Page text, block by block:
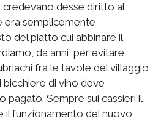
desse diritto al
era semplicemente
del piatto cui abbinare il
da anni, per evitare
fra le tavole del villaggio
di vino deve
pagato. Sempre sui cassieri il
il funzionamento del nuovo